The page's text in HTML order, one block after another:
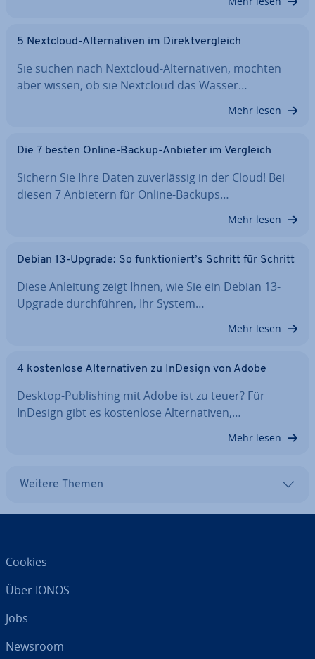
5 Nextcloud-Al­ter­na­ti­ven im Di­rekt­ver­gleich
Sie suchen nach Nextcloud-Al­ter­na­ti­ven, möchten
aber wissen, ob sie Nextcloud das Wasser…
Mehr lesen
Die 7 besten Online-Backup-Anbieter im Vergleich
Sichern Sie Ihre Daten zu­ver­läs­sig in der Cloud! Bei
diesen 7 Anbietern für Online-Backups…
Mehr lesen
Debian 13-Upgrade: So funk­tio­niert’s Schritt für Schritt
Diese Anleitung zeigt Ihnen, wie Sie ein Debian 13-
Upgrade durch­füh­ren, Ihr System…
Mehr lesen
4 kos­ten­lo­se Al­ter­na­ti­ven zu InDesign von Adobe
Desktop-Pu­bli­shing mit Adobe ist zu teuer? Für
InDesign gibt es kos­ten­lo­se Al­ter­na­ti­ven,…
Mehr lesen
Weitere Themen
Cookies
Über IONOS
Jobs
Newsroom